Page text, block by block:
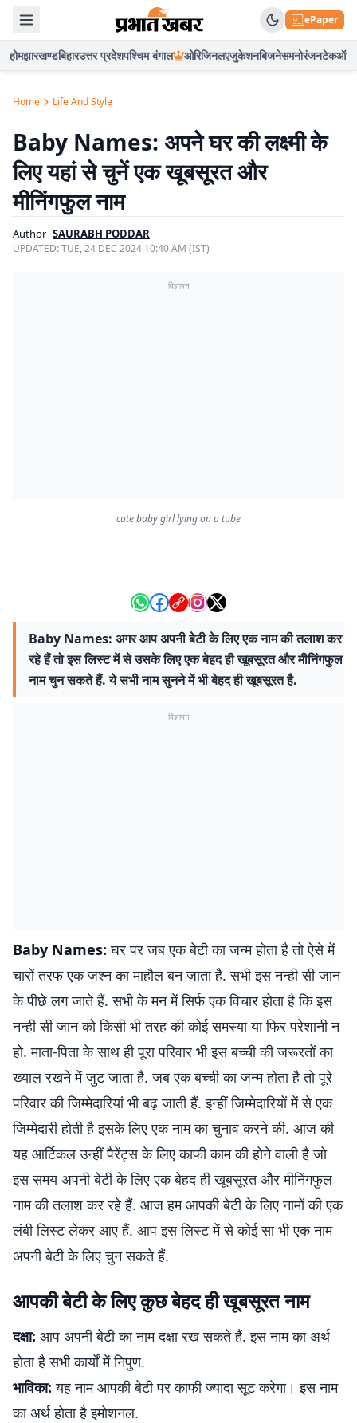
ePaper
होमझारखण्डबिहारउत्तर प्रदेशपश्चिम बंगाल ओरिजिनलएजुकेशनबिजनेसमनोरंजनटेकऑटो
Home Life And Style
Baby Names: अपने घर की लक्ष्मी के
लिए यहां से चुनें एक खूबसूरत और
मीनिंगफुल नाम
Author SAURABH PODDAR
UPDATED:TUE, 24 DEC 2024 10:40 AM (IST)
विज्ञापन
cute baby girl lying on a tube
Baby Names: अगर आप अपनी बेटी के लिए एक नाम की तलाश कर
रहे हैं तो इस लिस्ट में से उसके लिए एक बेहद ही खूबसूरत और मीनिंगफुल
नाम चुन सकते हैं. ये सभी नाम सुनने में भी बेहद ही खूबसूरत है.
विज्ञापन
Baby Names: घर पर जब एक बेटी का जन्म होता है तो ऐसे में
चारों तरफ एक जश्न का माहौल बन जाता है. सभी इस नन्ही सी जान
के पीछे लग जाते हैं. सभी के मन में सिर्फ एक विचार होता है कि इस
नन्ही सी जान को किसी भी तरह की कोई समस्या या फिर परेशानी न
हो. माता-पिता के साथ ही पूरा परिवार भी इस बच्ची की जरूरतों का
ख्याल रखने में जुट जाता है. जब एक बच्ची का जन्म होता है तो पूरे
परिवार की जिम्मेदारियां भी बढ़ जाती हैं. इन्हीं जिम्मेदारियों में से एक
जिम्मेदारी होती है इसके लिए एक नाम का चुनाव करने की. आज की
यह आर्टिकल उन्हीं पैरेंट्स के लिए काफी काम की होने वाली है जो
इस समय अपनी बेटी के लिए एक बेहद ही खूबसूरत और मीनिंगफुल
नाम की तलाश कर रहे हैं. आज हम आपकी बेटी के लिए नामों की एक
लंबी लिस्ट लेकर आए हैं. आप इस लिस्ट में से कोई सा भी एक नाम
अपनी बेटी के लिए चुन सकते हैं.
आपकी बेटी के लिए कुछ बेहद ही खूबसूरत नाम
दक्षा: आप अपनी बेटी का नाम दक्षा रख सकते हैं. इस नाम का अर्थ
होता है सभी कार्यों में निपुण.
भाविका: यह नाम आपकी बेटी पर काफी ज्यादा सूट करेगा। इस नाम
का अर्थ होता है इमोशनल.